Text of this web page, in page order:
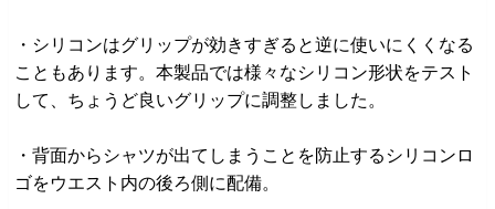
・シリコンはグリップが効きすぎると逆に使いにくくなる
こともあります。本製品では様々なシリコン形状をテスト
して、ちょうど良いグリップに調整しました。
・背面からシャツが出てしまうことを防止するシリコンロ
ゴをウエスト内の後ろ側に配備。